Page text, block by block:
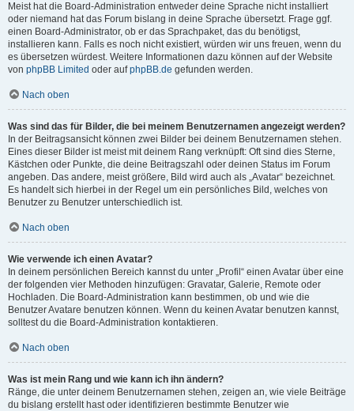
Meist hat die Board-Administration entweder deine Sprache nicht installiert
oder niemand hat das Forum bislang in deine Sprache übersetzt. Frage ggf.
einen Board-Administrator, ob er das Sprachpaket, das du benötigst,
installieren kann. Falls es noch nicht existiert, würden wir uns freuen, wenn du
es übersetzen würdest. Weitere Informationen dazu können auf der Website
von phpBB Limited oder aufphpBB.de gefunden werden.
Nach oben
Was sind das für Bilder, die bei meinem Benutzernamen angezeigt werden?
In der Beitragsansicht können zwei Bilder bei deinem Benutzernamen stehen.
Eines dieser Bilder ist meist mit deinem Rang verknüpft: Oft sind dies Sterne,
Kästchen oder Punkte, die deine Beitragszahl oder deinen Status im Forum
angeben. Das andere, meist größere, Bild wird auch als „Avatar“ bezeichnet.
Es handelt sich hierbei in der Regel um ein persönliches Bild, welches von
Benutzer zu Benutzer unterschiedlich ist.
Nach oben
Wie verwende ich einen Avatar?
In deinem persönlichen Bereich kannst du unter „Profil“ einen Avatar über eine
der folgenden vier Methoden hinzufügen: Gravatar, Galerie, Remote oder
Hochladen. Die Board-Administration kann bestimmen, ob und wie die
Benutzer Avatare benutzen können. Wenn du keinen Avatar benutzen kannst,
solltest du die Board-Administration kontaktieren.
Nach oben
Was ist mein Rang und wie kann ich ihn ändern?
Ränge, die unter deinem Benutzernamen stehen, zeigen an, wie viele Beiträge
du bislang erstellt hast oder identifizieren bestimmte Benutzer wie